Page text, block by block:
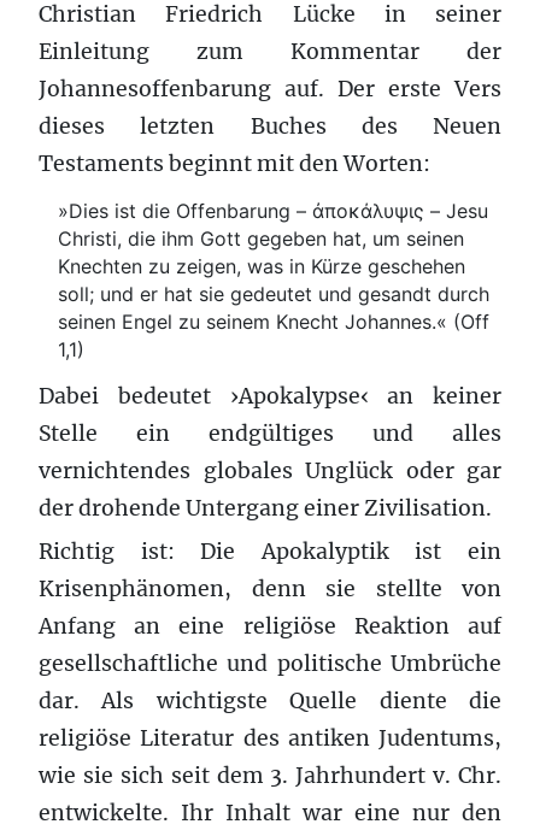
Christian Friedrich Lücke in seiner
Einleitung zum Kommentar der
Johannesoffenbarung auf. Der erste Vers
dieses letzten Buches des Neuen
Testaments beginnt mit den Worten:
»Dies ist die Offenbarung – ἀποκάλυψις – Jesu
Christi, die ihm Gott gegeben hat, um seinen
Knechten zu zeigen, was in Kürze geschehen
soll; und er hat sie gedeutet und gesandt durch
seinen Engel zu seinem Knecht Johannes.« (Off
1,1)
Dabei bedeutet ›Apokalypse‹ an keiner
Stelle ein endgültiges und alles
vernichtendes globales Unglück oder gar
der drohende Untergang einer Zivilisation.
Richtig ist: Die Apokalyptik ist ein
Krisenphänomen, denn sie stellte von
Anfang an eine religiöse Reaktion auf
gesellschaftliche und politische Umbrüche
dar. Als wichtigste Quelle diente die
religiöse Literatur des antiken Judentums,
wie sie sich seit dem 3. Jahrhundert v. Chr.
entwickelte. Ihr Inhalt war eine nur den